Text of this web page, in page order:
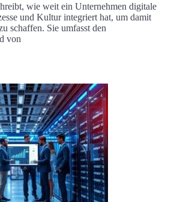
wie weit ein Unternehmen digitale
und Kultur integriert hat, um damit
schaffen. Sie umfasst den
von